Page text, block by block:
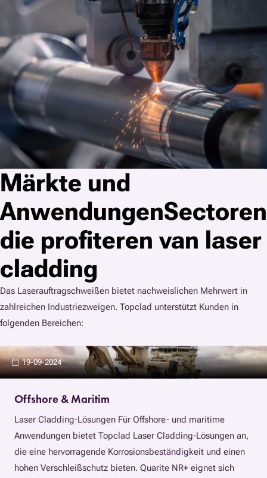
Märkte und
AnwendungenSectoren
die profiteren van laser
cladding
Das Laserauftragschweißen bietet nachweislichen Mehrwert in
zahlreichen Industriezweigen. Topclad unterstützt Kunden in
folgenden Bereichen:
19-09-2024
Offshore & Maritim
Laser Cladding-Lösungen Für Offshore- und maritime
Anwendungen bietet Topclad Laser Cladding-Lösungen an,
die eine hervorragende Korrosionsbeständigkeit und einen
hohen Verschleißschutz bieten. Quarite NR+ eignet sich